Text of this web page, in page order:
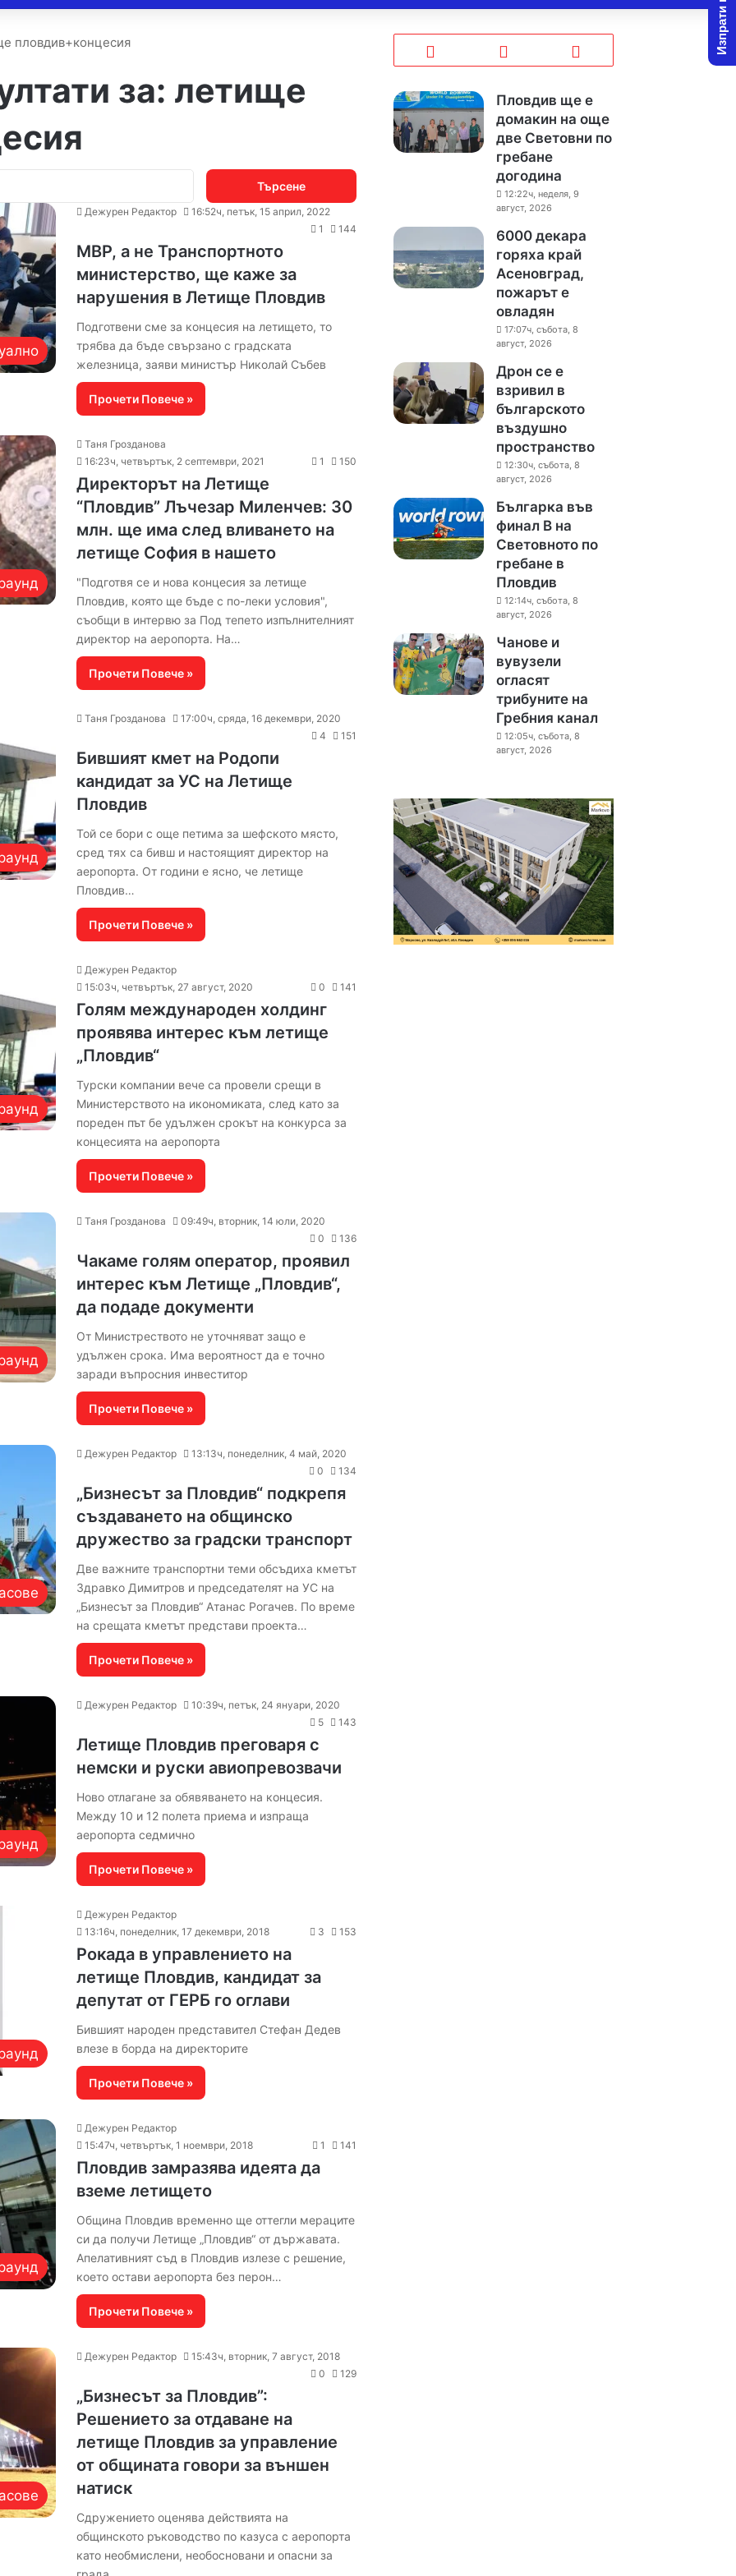
пловдив+концесия
за: летище
Търсене
за:
Дежурен Редактор
16:52ч, петък, 15 април, 2022
1
144
МВР, а не Транспортното
министерство, ще каже за
нарушения в Летище Пловдив
Подготвени сме за концесия на летището, то
трябва да бъде свързано с градската
железница, заяви министър Николай Събев
Прочети Повече »
Таня Грозданова
16:23ч, четвъртък, 2 септември, 2021
1 150
Директорът на Летище
“Пловдив” Лъчезар Миленчев: 30
млн. ще има след вливането на
летище София в нашето
"Подготвя се и нова концесия за летище
Пловдив, която ще бъде с по-леки условия",
съобщи в интервю за Под тепето изпълнителният
директор на аеропорта. На…
Прочети Повече »
Таня Грозданова
17:00ч, сряда, 16 декември, 2020
4
151
Бившият кмет на Родопи
кандидат за УС на Летище
Пловдив
Той се бори с още петима за шефското място,
сред тях са бивш и настоящият директор на
аеропорта. От години е ясно, че летище
Пловдив…
Прочети Повече »
Дежурен Редактор
15:03ч, четвъртък, 27 август, 2020
0 141
Голям международен холдинг
проявява интерес към летище
„Пловдив“
Турски компании вече са провели срещи в
Министерството на икономиката, след като за
пореден път бе удължен срокът на конкурса за
концесията на аеропорта
Прочети Повече »
Таня Грозданова
09:49ч, вторник, 14 юли, 2020
0
136
Чакаме голям оператор, проявил
интерес към Летище „Пловдив“,
да подаде документи
От Министреството не уточняват защо е
удължен срока. Има вероятност да е точно
заради въпросния инвеститор
Прочети Повече »
Дежурен Редактор
13:13ч, понеделник, 4 май, 2020
0
134
„Бизнесът за Пловдив“ подкрепя
създаването на общинско
дружество за градски транспорт
Две важните транспортни теми обсъдиха кметът
Здравко Димитров и председателят на УС на
„Бизнесът за Пловдив“ Атанас Рогачев. По време
на срещата кметът представи проекта…
Прочети Повече »
Дежурен Редактор
10:39ч, петък, 24 януари, 2020
5
143
Летище Пловдив преговаря с
немски и руски авиопревозвачи
Ново отлагане за обявяването на концесия.
Между 10 и 12 полета приема и изпраща
аеропорта седмично
Прочети Повече »
Дежурен Редактор
13:16ч, понеделник, 17 декември, 2018
3 153
Рокада в управлението на
летище Пловдив, кандидат за
депутат от ГЕРБ го оглави
Бившият народен представител Стефан Дедев
влезе в борда на директорите
Прочети Повече »
Дежурен Редактор
15:47ч, четвъртък, 1 ноември, 2018
1 141
Пловдив замразява идеята да
вземе летището
Община Пловдив временно ще оттегли мераците
си да получи Летище „Пловдив“ от държавата.
Апелативният съд в Пловдив излезе с решение,
което остави аеропорта без перон…
Прочети Повече »
Дежурен Редактор
15:43ч, вторник, 7 август, 2018
0
129
„Бизнесът за Пловдив”:
Решението за отдаване на
летище Пловдив за управление
от общината говори за външен
натиск
Сдружението оценява действията на
общинското ръководство по казуса с аеропорта
като необмислени, необосновани и опасни за
Пловдив ще е
домакин на още
две Световни по
гребане
догодина
12:22ч, неделя, 9
август, 2026
6000 декара
горяха край
Асеновград,
пожарът е
овладян
17:07ч, събота, 8
август, 2026
Дрон се е
взривил в
българското
въздушно
пространство
12:30ч, събота, 8
август, 2026
Българка във
финал B на
Световното по
гребане в
Пловдив
12:14ч, събота, 8
август, 2026
Чанове и
вувузели
огласят
трибуните на
Гребния канал
12:05ч, събота, 8
август, 2026